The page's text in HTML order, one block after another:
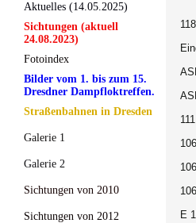
Aktuelles (14.05.2025)
Sichtungen (aktuell
24.08.2023)
Fotoindex
Bilder vom 1. bis zum 15.
Dresdner Dampfloktreffen.
Straßenbahnen in Dresden
Galerie 1
Galerie 2
Sichtungen von 2010
Sichtungen von 2012
E